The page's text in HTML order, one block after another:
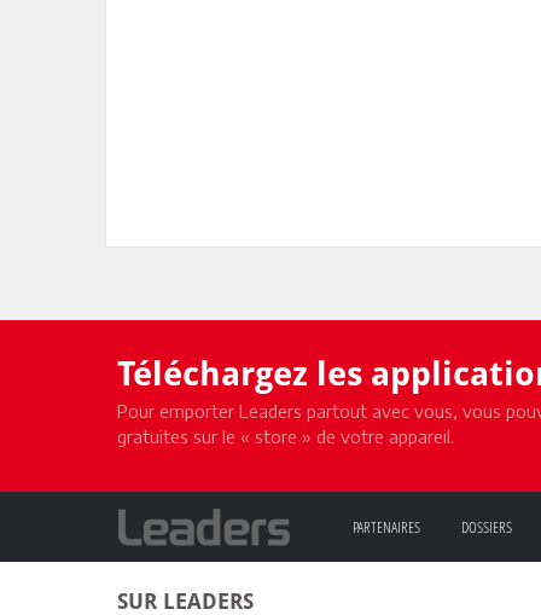
Téléchargez les
Pour emporter Leaders partout avec vous, vous
gratuites sur le « store » de votre appareil.
PARTENAIRES DOSSIERS
SUR LEADERS